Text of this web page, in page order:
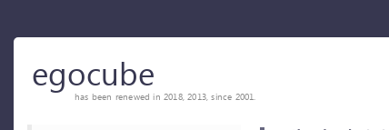
egocube
has been renewed in 2018, 2013, since 2001.